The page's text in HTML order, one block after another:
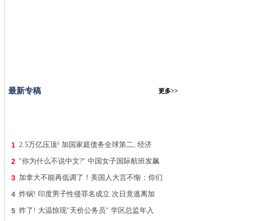
最新专稿 更多>>
1 2.5万亿压顶! 加国家庭债务全球第二, 经济
2 "你为什么不说中文?" 中国女子国际航班发飙
3 加拿大不能再低调了！美国人大言不惭：你们
4 炸锅! 印度男子性侵罪名成立 次日竟逃离加
5 炸了! 大温惊现"天价公务员" 学区总监年入